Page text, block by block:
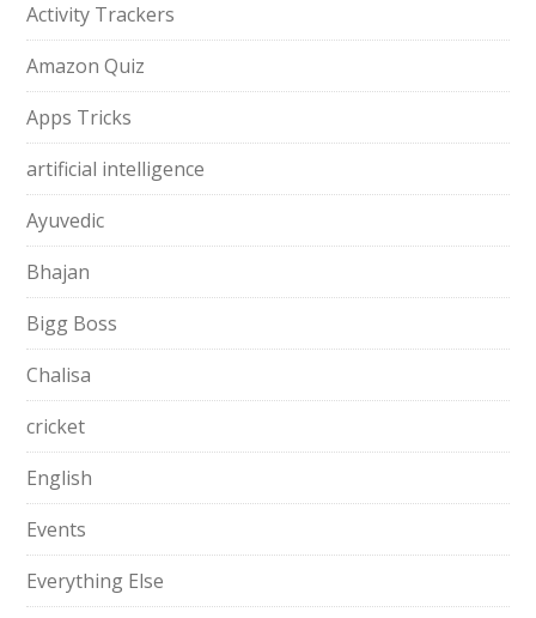
Activity Trackers
Amazon Quiz
Apps Tricks
artificial intelligence
Ayuvedic
Bhajan
Bigg Boss
Chalisa
cricket
English
Events
Everything Else